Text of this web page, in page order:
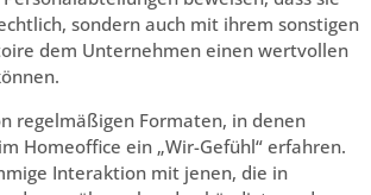
sondern auch mit ihrem sonstigen
dem Unternehmen einen wertvollen
regelmäßigen Formaten, in denen
Homeoffice ein „Wir-Gefühl“ erfahren.
Interaktion mit jenen, die in